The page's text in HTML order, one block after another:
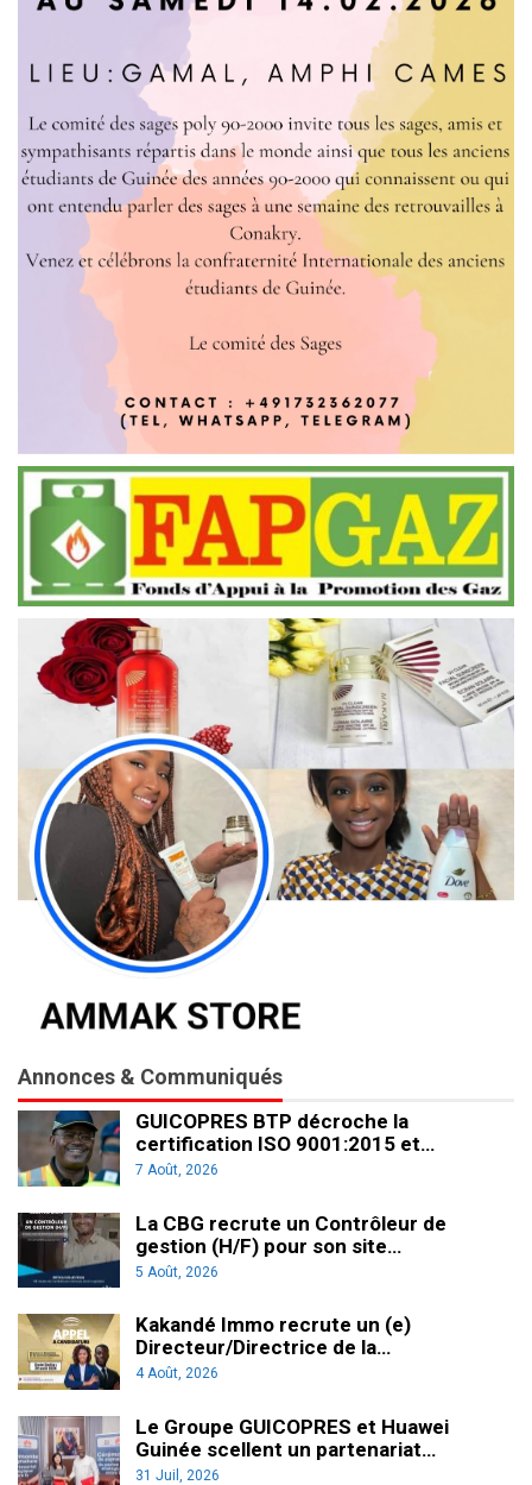
Annonces & Communiqués
GUICOPRES BTP décroche la
certification ISO 9001:2015 et…
7 Août, 2026
La CBG recrute un Contrôleur de
gestion (H/F) pour son site…
5 Août, 2026
Kakandé Immo recrute un (e)
Directeur/Directrice de la…
4 Août, 2026
Le Groupe GUICOPRES et Huawei
Guinée scellent un partenariat…
31 Juil, 2026